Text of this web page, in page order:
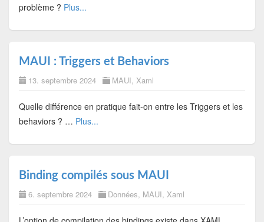
problème ? Plus...
MAUI : Triggers et Behaviors
13. septembre 2024 MAUI, Xaml
Quelle différence en pratique fait-on entre les Triggers et les
behaviors ? … Plus...
Binding compilés sous MAUI
6. septembre 2024 Données, MAUI, Xaml